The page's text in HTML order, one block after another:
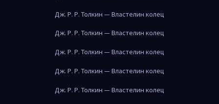
Дж. Р. Р. Толкин — Властелин колец
Дж. Р. Р. Толкин — Властелин колец
Дж. Р. Р. Толкин — Властелин колец
Дж. Р. Р. Толкин — Властелин колец
Дж. Р. Р. Толкин — Властелин колец